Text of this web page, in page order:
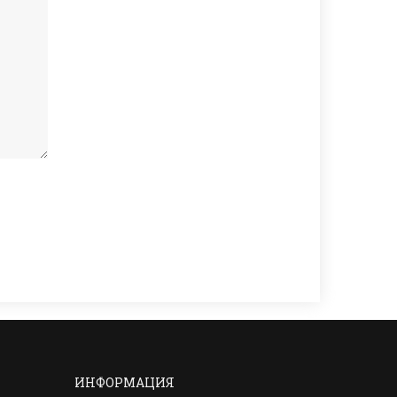
ИНФОРМАЦИЯ